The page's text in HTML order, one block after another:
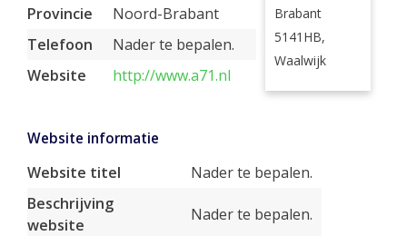
Provincie
Noord-Brabant
Telefoon
Nader te bepalen.
Website
http://www.a71.nl
Brabant
5141HB,
Waalwijk
Website informatie
Website titel
Nader te bepalen.
Beschrijving
website
Nader te bepalen.